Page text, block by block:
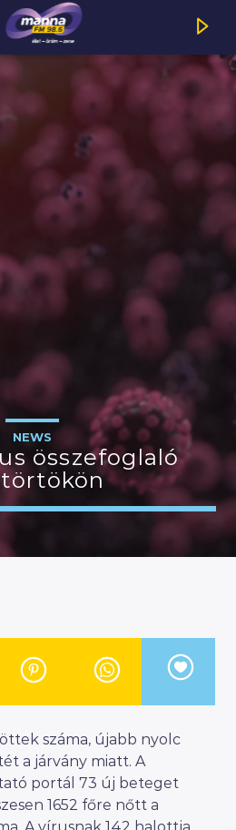
NEWS
összefoglaló
száma, újabb nyolc
a járvány miatt. A
portál 73 új beteget
1652 főre nőtt a